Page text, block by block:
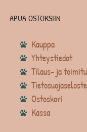
APUA OSTOKSIIN
Kauppa
Yhteystiedot
Tilaus- ja
Tietosuojaseloste
Ostoskori
Kassa